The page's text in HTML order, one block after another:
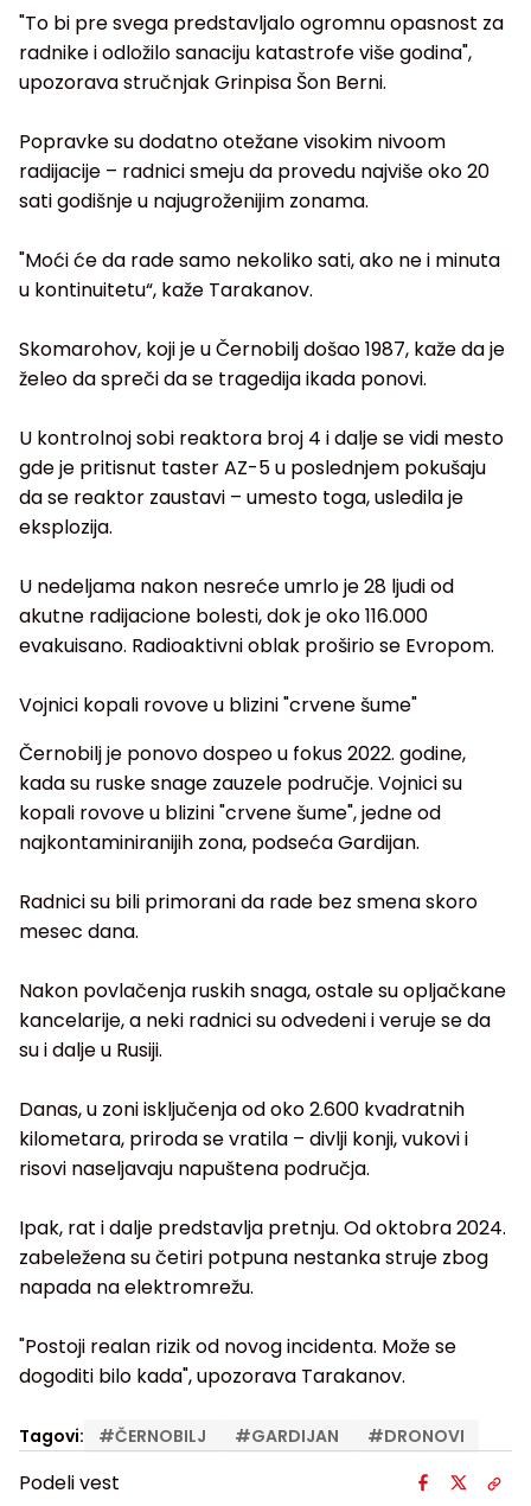
"To bi pre svega predstavljalo ogromnu opasnost za
radnike i odložilo sanaciju katastrofe više godina",
upozorava stručnjak Grinpisa Šon Berni.
Popravke su dodatno otežane visokim nivoom
radijacije – radnici smeju da provedu najviše oko 20
sati godišnje u najugroženijim zonama.
"Moći će da rade samo nekoliko sati, ako ne i minuta
u kontinuitetu“, kaže Tarakanov.
Skomarohov, koji je u Černobilj došao 1987, kaže da je
želeo da spreči da se tragedija ikada ponovi.
U kontrolnoj sobi reaktora broj 4 i dalje se vidi mesto
gde je pritisnut taster AZ-5 u poslednjem pokušaju
da se reaktor zaustavi – umesto toga, usledila je
eksplozija.
U nedeljama nakon nesreće umrlo je 28 ljudi od
akutne radijacione bolesti, dok je oko 116.000
evakuisano. Radioaktivni oblak proširio se Evropom.
Vojnici kopali rovove u blizini "crvene šume"
Černobilj je ponovo dospeo u fokus 2022. godine,
kada su ruske snage zauzele područje. Vojnici su
kopali rovove u blizini "crvene šume", jedne od
najkontaminiranijih zona, podseća Gardijan.
Radnici su bili primorani da rade bez smena skoro
mesec dana.
Nakon povlačenja ruskih snaga, ostale su opljačkane
kancelarije, a neki radnici su odvedeni i veruje se da
su i dalje u Rusiji.
Danas, u zoni isključenja od oko 2.600 kvadratnih
kilometara, priroda se vratila – divlji konji, vukovi i
risovi naseljavaju napuštena područja.
Ipak, rat i dalje predstavlja pretnju. Od oktobra 2024.
zabeležena su četiri potpuna nestanka struje zbog
napada na elektromrežu.
"Postoji realan rizik od novog incidenta. Može se
dogoditi bilo kada", upozorava Tarakanov.
Tagovi: #ČERNOBILJ #GARDIJAN #DRONOVI
Podeli vest